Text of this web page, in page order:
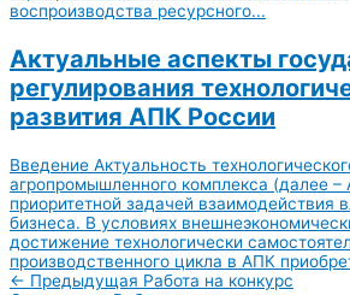
воспроизводства ресурсного...
Актуальные аспекты
регулирования
развития АПК России
Введение Актуальность
агропромышленного комплекса (далее –
приоритетной задачей взаимодействия
бизнеса. В условиях
достижение технологически
производственного цикла в АПК
← Предыдущая Работа на конкурс